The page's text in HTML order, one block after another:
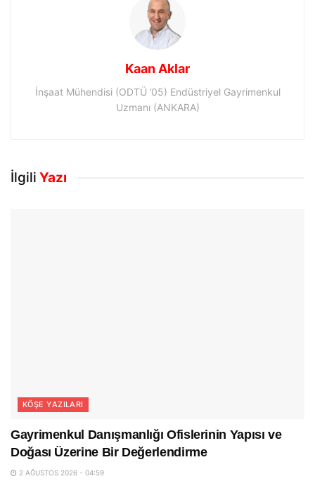
Kaan Aklar
İnşaat Mühendisi (ODTÜ ’05) Endüstriyel Gayrimenkul
Uzmanı (ANKARA)
İlgili Yazı
KÖŞE YAZILARI
Gayrimenkul Danışmanlığı Ofislerinin Yapısı ve
Doğası Üzerine Bir Değerlendirme
2 AĞUSTOS 2026 - 04:59